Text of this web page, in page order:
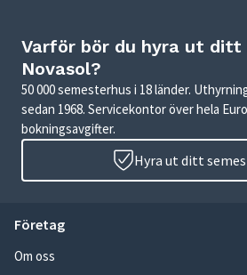
Varför bör du hyra ut ditt
Novasol?
50 000 semesterhus i 18 länder.
sedan 1968. Servicekontor över hela
bokningsavgifter.
Hyra ut ditt
Företag
Om oss